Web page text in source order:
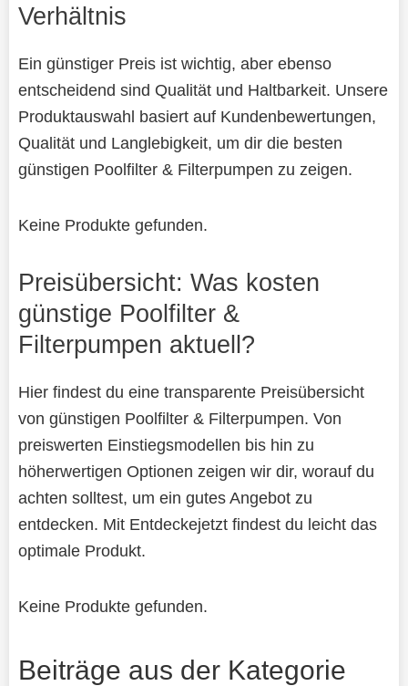
Verhältnis
Ein günstiger Preis ist wichtig, aber ebenso
entscheidend sind Qualität und Haltbarkeit. Unsere
Produktauswahl basiert auf Kundenbewertungen,
Qualität und Langlebigkeit, um dir die besten
günstigen Poolfilter & Filterpumpen zu zeigen.
Keine Produkte gefunden.
Preisübersicht: Was kosten
günstige Poolfilter &
Filterpumpen aktuell?
Hier findest du eine transparente Preisübersicht
von günstigen Poolfilter & Filterpumpen. Von
preiswerten Einstiegsmodellen bis hin zu
höherwertigen Optionen zeigen wir dir, worauf du
achten solltest, um ein gutes Angebot zu
entdecken. Mit Entdeckejetzt findest du leicht das
optimale Produkt.
Keine Produkte gefunden.
Beiträge aus der Kategorie